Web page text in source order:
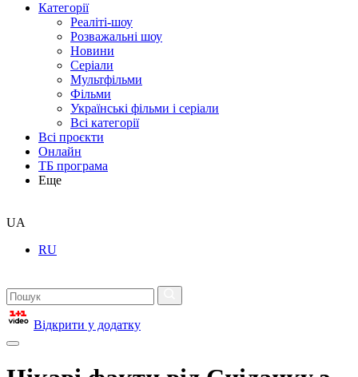
Категорії
Реаліті-шоу
Розважальні шоу
Новини
Серіали
Мультфільми
Фільми
Українські фільми і серіали
Всі категорії
Всі проєкти
Онлайн
ТБ програма
Еще
UA
RU
Відкрити у додатку